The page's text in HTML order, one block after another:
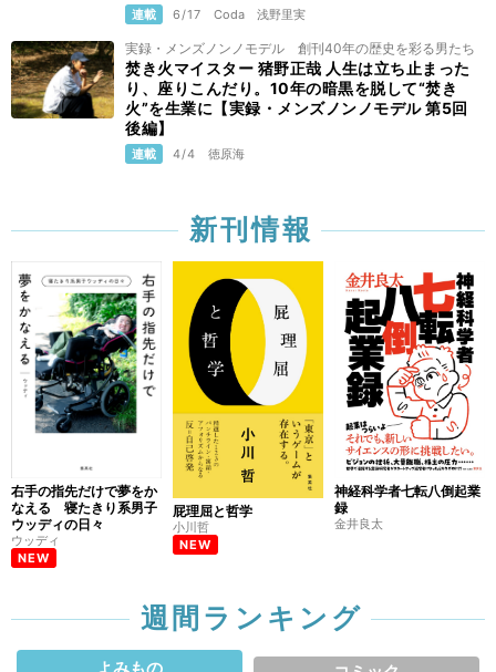
連載 6/17 Coda 浅野里実
実録・メンズノンノモデル 創刊40年の歴史を彩る男たち
焚き火マイスター 猪野正哉 人生は立ち止まった
り、座りこんだり。10年の暗黒を脱して“焚き
火”を生業に【実録・メンズノンノモデル 第5回
後編】
連載 4/4 徳原海
新刊情報
右手の指先だけで夢をか
なえる 寝たきり系男子
ウッディの日々
ウッディ
NEW
屁理屈と哲学
小川哲
NEW
神経科学者七転八倒起業
録
金井良太
週間ランキング